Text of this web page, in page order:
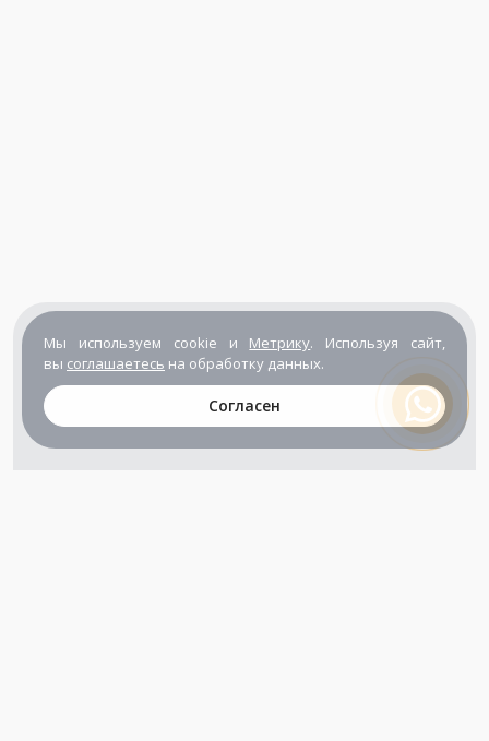
Мы используем cookie и Метрику. Используя сайт,
вы соглашаетесь на обработку данных.
Согласен